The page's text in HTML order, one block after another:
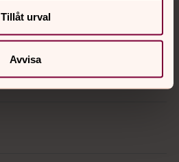
Tillåt urval
Avvisa